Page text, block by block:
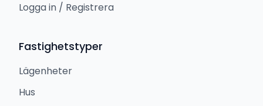
Logga in / Registrera
Fastighetstyper
Lägenheter
Hus